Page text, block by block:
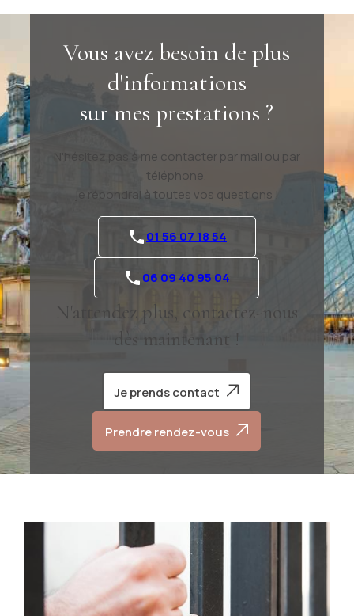
Vous avez besoin de plus
d'informations
sur mes prestations ?
N'hésitez pas à me contacter par mail ou par
téléphone,
je répondrai à toutes vos questions !
01 56 07 18 54
06 09 40 95 04
N'attendez plus, contactez-nous
dès maintenant !
Je prends contact
Prendre rendez-vous